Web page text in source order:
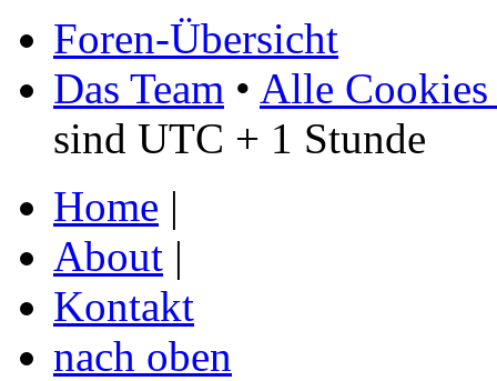
Foren-Übersicht
Das Team • Alle Cookies
sind UTC + 1 Stunde
Home |
About |
Kontakt
nach oben